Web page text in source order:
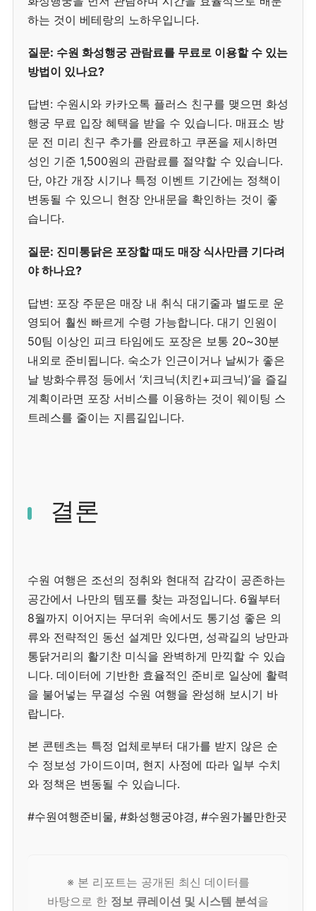
하는 것이 베테랑의 노하우입니다.
질문: 수원 화성행궁 관람료를 무료로 이용할 수 있는
방법이 있나요?
답변: 수원시와 카카오톡 플러스 친구를 맺으면 화성
행궁 무료 입장 혜택을 받을 수 있습니다. 매표소 방
문 전 미리 친구 추가를 완료하고 쿠폰을 제시하면
성인 기준 1,500원의 관람료를 절약할 수 있습니다.
단, 야간 개장 시기나 특정 이벤트 기간에는 정책이
변동될 수 있으니 현장 안내문을 확인하는 것이 좋
습니다.
질문: 진미통닭은 포장할 때도 매장 식사만큼 기다려
야 하나요?
답변: 포장 주문은 매장 내 취식 대기줄과 별도로 운
영되어 훨씬 빠르게 수령 가능합니다. 대기 인원이
50팀 이상인 피크 타임에도 포장은 보통 20~30분
내외로 준비됩니다. 숙소가 인근이거나 날씨가 좋은
날 방화수류정 등에서 ‘치크닉(치킨+피크닉)’을 즐길
계획이라면 포장 서비스를 이용하는 것이 웨이팅 스
트레스를 줄이는 지름길입니다.
결론
수원 여행은 조선의 정취와 현대적 감각이 공존하는
공간에서 나만의 템포를 찾는 과정입니다. 6월부터
8월까지 이어지는 무더위 속에서도 통기성 좋은 의
류와 전략적인 동선 설계만 있다면, 성곽길의 낭만과
통닭거리의 활기찬 미식을 완벽하게 만끽할 수 있습
니다. 데이터에 기반한 효율적인 준비로 일상에 활력
을 불어넣는 무결성 수원 여행을 완성해 보시기 바
랍니다.
본 콘텐츠는 특정 업체로부터 대가를 받지 않은 순
수 정보성 가이드이며, 현지 사정에 따라 일부 수치
와 정책은 변동될 수 있습니다.
#수원여행준비물, #화성행궁야경, #수원가볼만한곳
※ 본 리포트는 공개된 최신 데이터를
바탕으로 한 정보 큐레이션 및 시스템 분석을